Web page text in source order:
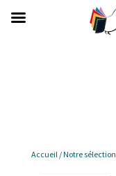
Accueil/Notre sélection